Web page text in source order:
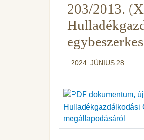
203/2013.
2024. JÚNIUS 28.
Hulladékgazdálkodási
megállapodásáról